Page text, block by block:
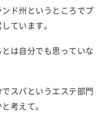
ド州というところでプ
ています。
は自分でも思っていな
スパというエステ部門
考えて。